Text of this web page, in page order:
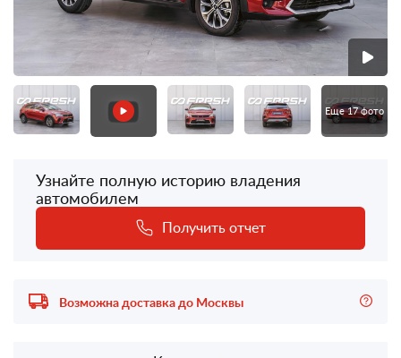
Еще 17 фото
Узнайте полную историю владения
автомобилем
Получить отчет
Возможна доставка до Москвы